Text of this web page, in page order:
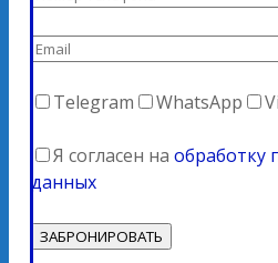
Telegram WhatsApp
Я согласен на обработку
данных